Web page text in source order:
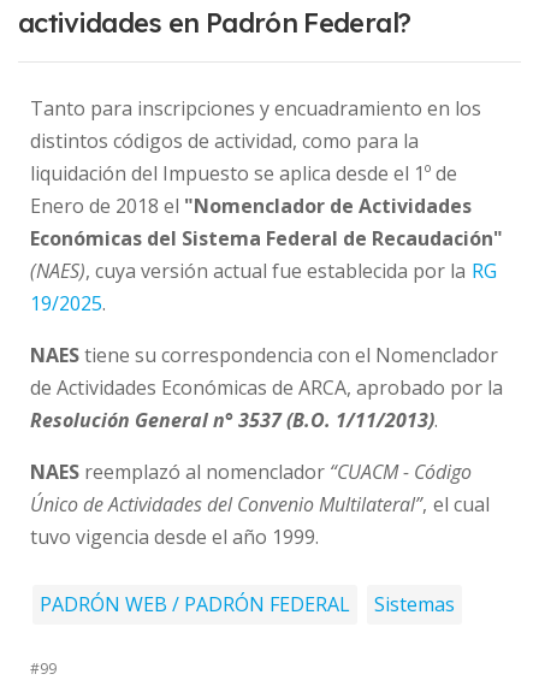
actividades en Padrón Federal?
Tanto para inscripciones y encuadramiento en los
distintos códigos de actividad, como para la
liquidación del Impuesto se aplica desde el 1º de
Enero de 2018 el "Nomenclador de Actividades
Económicas del Sistema Federal de Recaudación"
(NAES), cuya versión actual fue establecida por la RG
19/2025.
NAEStiene su correspondencia con el Nomenclador
de Actividades Económicas de ARCA, aprobado por la
Resolución General n° 3537 (B.O. 1/11/2013).
NAES reemplazó al nomenclador “CUACM - Código
Único de Actividades del Convenio Multilateral”, el cual
tuvo vigencia desde el año 1999.
PADRÓN WEB / PADRÓN FEDERAL Sistemas
#99